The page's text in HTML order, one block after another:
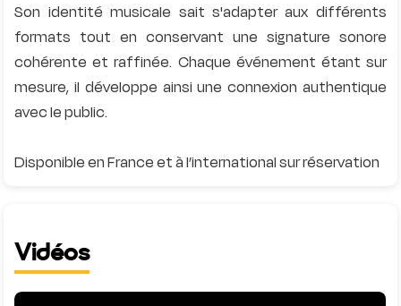
Son identité musicale sait s'adapter aux différents
formats tout en conservant une signature sonore
cohérente et raffinée. Chaque événement étant sur
mesure, il développe ainsi une connexion authentique
avec le public.
Vidéos